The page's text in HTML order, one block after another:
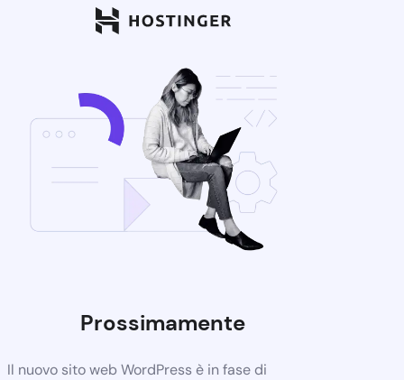
Prossimamente
Il nuovo sito web WordPress è in fase di